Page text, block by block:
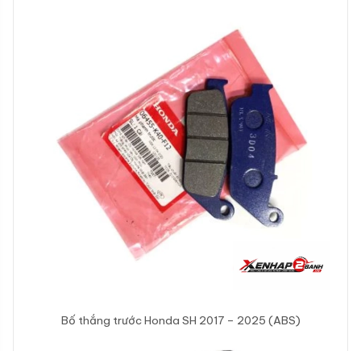
Bố thắng trước Honda SH 2017 – 2025 (ABS)